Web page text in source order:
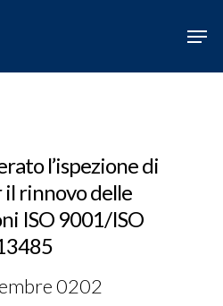
l’ispezione di
rinnovo delle
ISO 9001/ISO
0202